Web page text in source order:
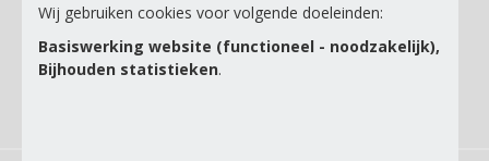
E-mail
Ik ga akkoord met de
Wij gebruiken cookies voor volgende doeleinden:
Basiswerking website (functioneel - noodzakelijk),
Bijhouden statistieken.